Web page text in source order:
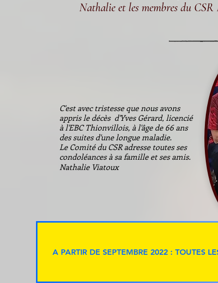
Nathalie et les membres du
C'est avec tristesse que nous avons
appris le décès d'Yves Gérard, licencié
à l'EBC Thionvillois, à l'âge de 66 ans
des suites d'une longue maladie.
Le Comité du CSR adresse toutes ses
condoléances à sa famille et ses amis.
Nathalie Viatoux
A PARTIR DE SEPTEMBRE 2022 : TOUTES